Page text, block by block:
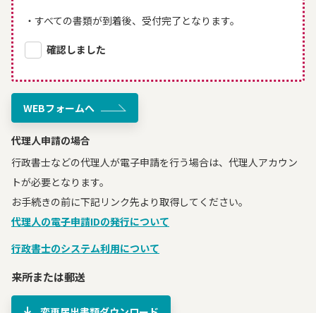
すべての書類が到着後、受付完了となります。
確認しました
WEBフォームへ
代理人申請の場合
行政書士などの代理人が電子申請を行う場合は、代理人アカウン
トが必要となります。
お手続きの前に下記リンク先より取得してください。
代理人の電子申請IDの発行について
行政書士のシステム利用について
来所または郵送